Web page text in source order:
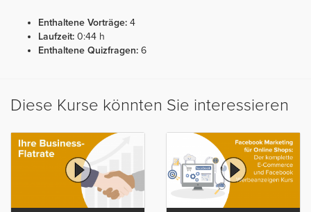
Enthaltene Vorträge: 4
Laufzeit: 0:44 h
Enthaltene Quizfragen: 6
Diese Kurse könnten Sie interessieren